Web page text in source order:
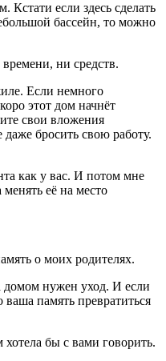
Кстати если здесь сделать
бассейн, то можно
ни средств.
Если немного
этот дом начнёт
свои вложения
бросить свою работу.
как у вас. И потом мне
её на место
о моих родителях.
домом нужен уход. И если
ваша память превратиться
бы с вами говорить.